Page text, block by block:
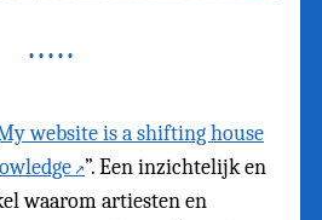
website is a shifting house
”. Een inzichtelijk en
waarom artiesten en